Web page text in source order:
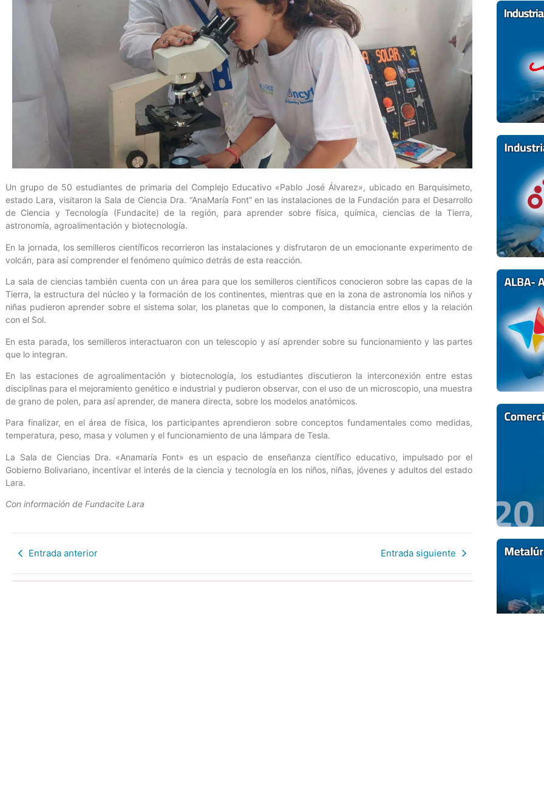
Un grupo de 50 estudiantes de primaria del Complejo Educativo «Pablo José Álvarez», ubicado en Barquisimeto,
estado Lara, visitaron la Sala de Ciencia Dra. “AnaMaría Font” en las instalaciones de la Fundación para el Desarrollo
de Ciencia y Tecnología (Fundacite) de la región, para aprender sobre física, química, ciencias de la Tierra,
astronomía, agroalimentación y biotecnología.
En la jornada, los semilleros científicos recorrieron las instalaciones y disfrutaron de un emocionante experimento de
volcán, para así comprender el fenómeno químico detrás de esta reacción.
La sala de ciencias también cuenta con un área para que los semilleros científicos conocieron sobre las capas de la
Tierra, la estructura del núcleo y la formación de los continentes, mientras que en la zona de astronomía los niños y
niñas pudieron aprender sobre el sistema solar, los planetas que lo componen, la distancia entre ellos y la relación
con el Sol.
En esta parada, los semilleros interactuaron con un telescopio y así aprender sobre su funcionamiento y las partes
que lo integran.
En las estaciones de agroalimentación y biotecnología, los estudiantes discutieron la interconexión entre estas
disciplinas para el mejoramiento genético e industrial y pudieron observar, con el uso de un microscopio, una muestra
de grano de polen, para así aprender, de manera directa, sobre los modelos anatómicos.
Para finalizar, en el área de física, los participantes aprendieron sobre conceptos fundamentales como medidas,
temperatura, peso, masa y volumen y el funcionamiento de una lámpara de Tesla.
La Sala de Ciencias Dra. «Anamaría Font» es un espacio de enseñanza científico educativo, impulsado por el
Gobierno Bolivariano, incentivar el interés de la ciencia y tecnología en los niños, niñas, jóvenes y adultos del estado
Lara.
Con información de Fundacite Lara
Entrada anterior Entrada siguiente